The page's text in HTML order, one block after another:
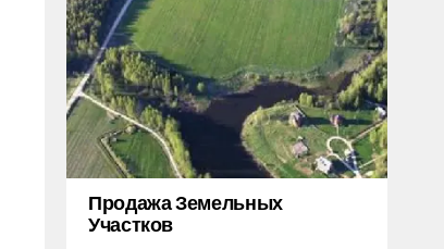
Продажа Земельных
Участков